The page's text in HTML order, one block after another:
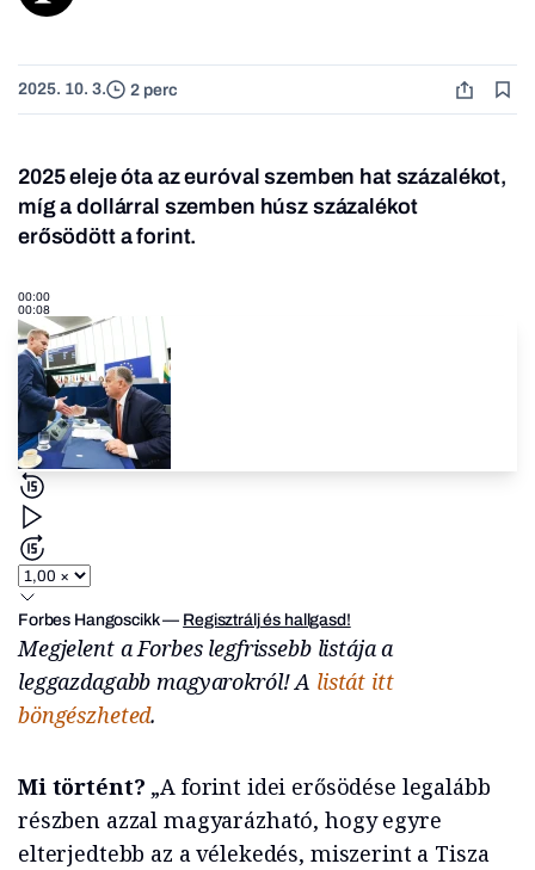
2025. 10. 3. 2 perc
2025 eleje óta az euróval szemben hat százalékot,
míg a dollárral szemben húsz százalékot
erősödött a forint.
00:00
00:08
Forbes Hangoscikk— Regisztrálj és hallgasd!
Megjelent a Forbes legfrissebb listája a
leggazdagabb magyarokról! A listát itt
böngészheted.
Mi történt? „A forint idei erősödése legalább
részben azzal magyarázható, hogy egyre
elterjedtebb az a vélekedés, miszerint a Tisza